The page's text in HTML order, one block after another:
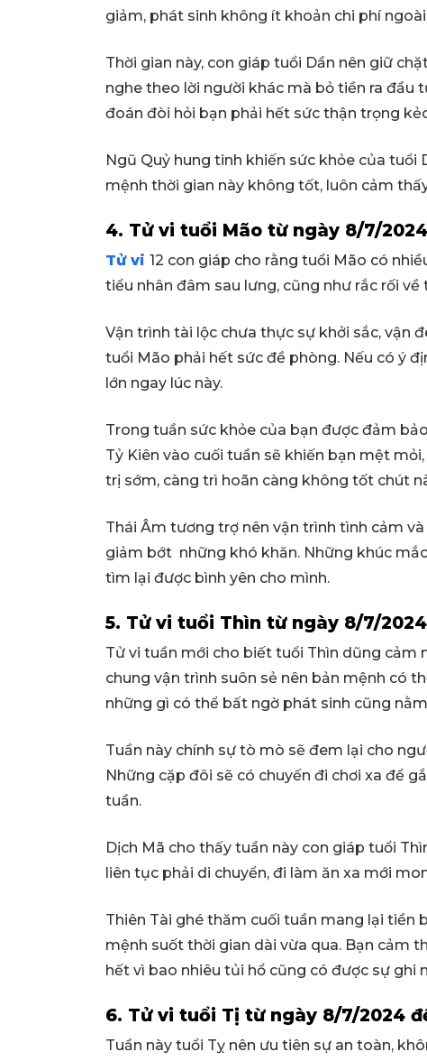
giảm, phát sinh không ít khoản chi phí
Thời gian này, con giáp tuổi Dần nên giữ
nghe theo lời người khác mà bỏ tiền ra đầu
đoán đòi hỏi bạn phải hết sức thận trọng
Ngũ Quỷ hung tinh khiến sức khỏe của tuổi
mệnh thời gian này không tốt, luôn cảm
4. Tử vi tuổi Mão từ ngày 8/7/
Tử vi 12 con giáp cho rằng tuổi Mão có
tiểu nhân đâm sau lưng, cũng như rắc rối về
Vận trình tài lộc chưa thực sự khởi sắc, vận
tuổi Mão phải hết sức đề phòng. Nếu có ý
lớn ngay lúc này.
Trong tuần sức khỏe của bạn được đảm
Tỷ Kiên vào cuối tuần sẽ khiến bạn mệt
trị sớm, càng trì hoãn càng không tốt chút
Thái Âm tương trợ nên vận trình tình cảm
giảm bớt những khó khăn. Những khúc
tìm lại được bình yên cho mình.
5. Tử vi tuổi Thìn từ ngày 8/7/
Tử vi tuần mới cho biết tuổi Thìn dũng cảm
chung vận trình suôn sẻ nên bản mệnh có
những gì có thể bất ngờ phát sinh cũng
Tuần này chính sự tò mò sẽ đem lại cho
Những cặp đôi sẽ có chuyến đi chơi xa để
tuần.
Dịch Mã cho thấy tuần này con giáp tuổi
liên tục phải di chuyển, đi làm ăn xa mới
Thiên Tài ghé thăm cuối tuần mang lại tiền
mệnh suốt thời gian dài vừa qua. Bạn cảm
hết vì bao nhiêu tủi hổ cũng có được sự ghi
6. Tử vi tuổi Tị từ ngày 8/7/2024
Tuần này tuổi Tỵ nên ưu tiên sự an toàn,